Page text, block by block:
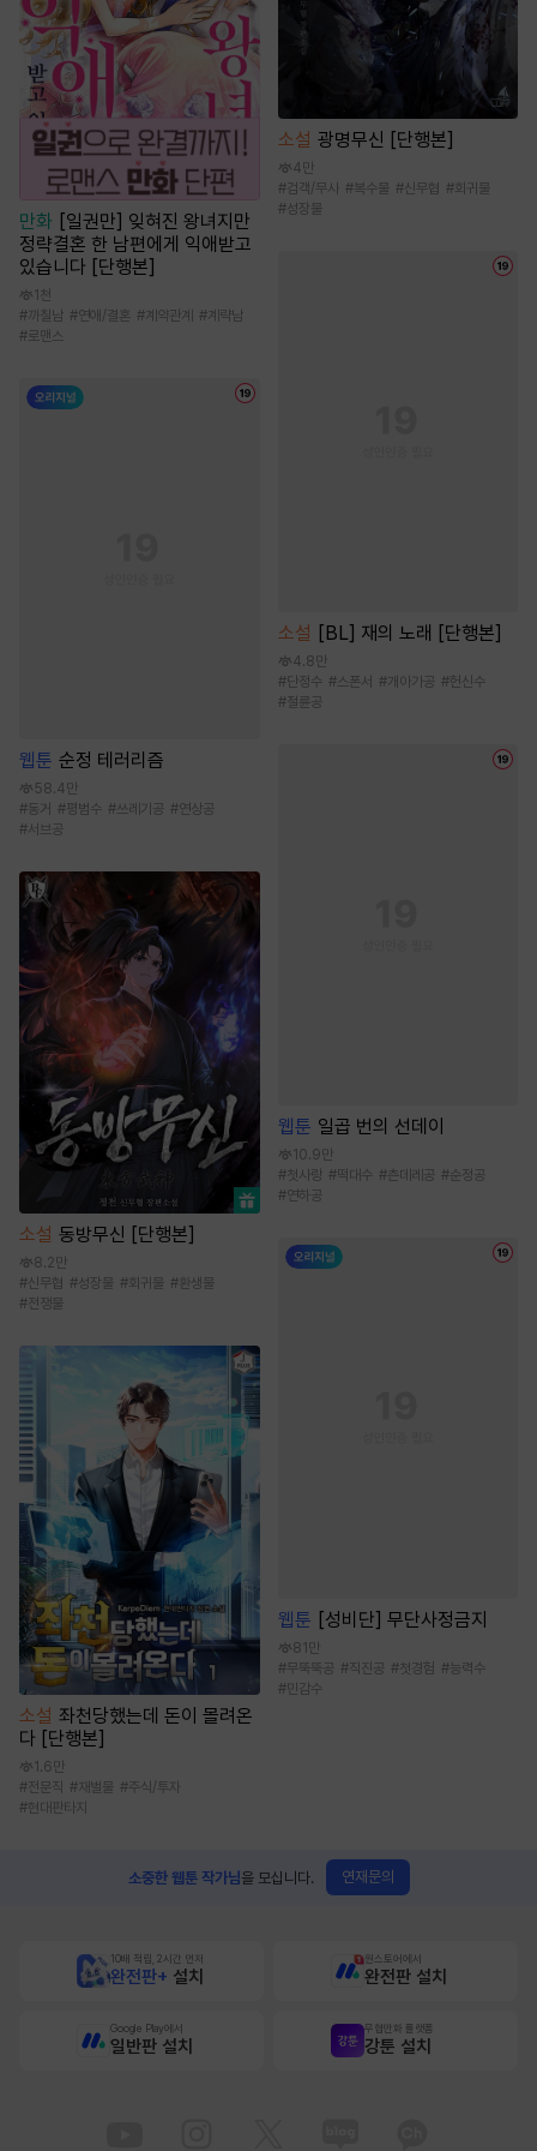
만화
[일권만] 잊혀진 왕녀지만
정략결혼 한 남편에게 익애받고
있습니다 [단행본]
1천
#까칠남 #연애/결혼 # 계약관계 # 계략남
#로맨스
웹툰 순정 테러리즘
58.4만
#동거 #평범수 #쓰레기공 #연상공
#서브공
소설 동방무신 [단행본]
8.2만
#신무협 #성장물 #회귀물 # 환생물
#전쟁물
소설 좌천당했는데 돈이 몰려온
다 [단행본]
1.6만
#전문직 # 재벌물 #주식/투자
#현대판타지
소설 광명무신 [단행본]
4만
#검객/무사 #복수물 #신무협 #회귀물
#성장물
소설 [BL] 재의 노래 [단행본]
4.8만
#단정수 #스폰서 #개아가공 #헌신수
#절륜공
웹툰 일곱 번의 선데이
10.9만
#첫사랑 #떡대수 #츤데레공 #순정공
#연하공
웹툰 [성비단] 무단사정금지
81만
#무뚝뚝공 #직진공 #첫경험 #능력수
#민감수
소중한 웹툰 작가님을 모십니다. 연재문의
10배 적립, 2시간 먼저
완전판+ 설치
원스토어에서
완전판 설치
Google Play에서
일반판 설치
무협만화 플랫폼
강툰 설치